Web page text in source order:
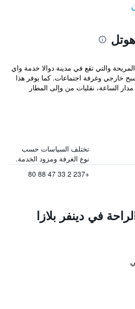
توفر Denver Plaza Hotel المريحة والتي تقع في مدينة دوالا خدمة واي
خارجي وغرفة اجتماعات. كما يوفر هذا
الساعة، نقليات من وإلى المطار
تختلف السياسات حسب
نوع الغرفة ومزود الخدمة.
+237 2 33 47 88 80
في دينفر بلازا